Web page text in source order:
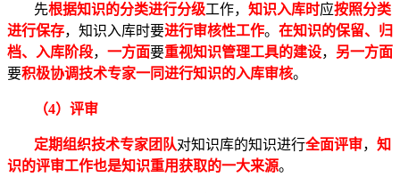
先根据知识的分类进行分级工作， 知识入库时应按照分类
进行保存，知识入库时要进行审核性工作。 在知识的保留、归
档、入库阶段， 一方面要重视知识管理工具的建设， 另一方面
要积极协调技术专家一同进行知识的入库审核。
（4）评审
定期组织技术专家团队对知识库的知识进行全面评审， 知
识的评审工作也是知识重用获取的一大来源。